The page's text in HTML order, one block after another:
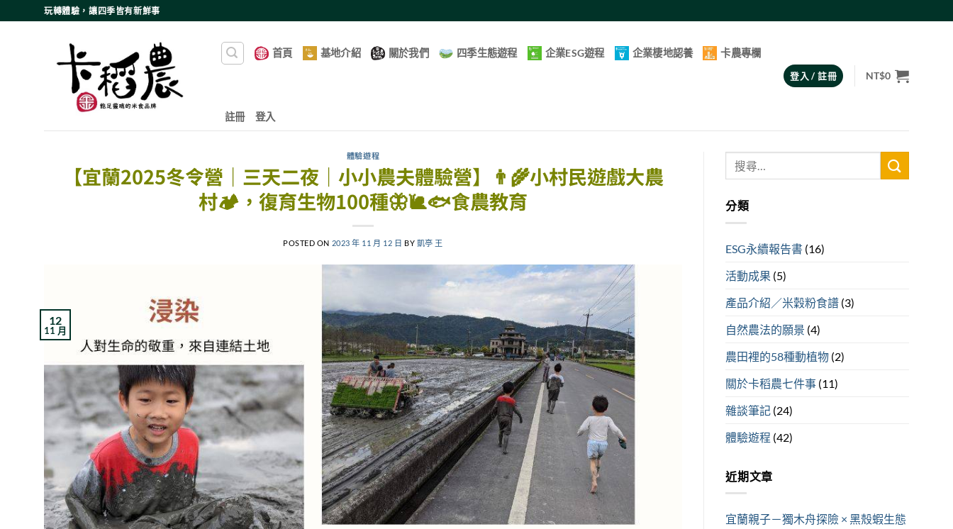
to
玩轉體驗，讓四季皆有新鮮事
首頁 基地介紹 關於我們 四季生態遊程 企業ESG遊程 企業棲地認養 卡農專欄
註冊 登入
登入 / 註冊 NT$0
體驗遊程
【宜蘭2025冬令營｜三天二夜｜小小農夫體驗營】👨‍🌾小村民遊戲大農
村🏕️，復育生物100種🦋🐌🐟食農教育
POSTED ON 2023 年 11 月 12 日 BY 凱亭 王
12
11 月
分類
ESG永續報告書 (16)
活動成果 (5)
產品介紹／米穀粉食譜 (3)
自然農法的願景 (4)
農田裡的58種動植物 (2)
關於卡稻農七件事 (11)
雜談筆記 (24)
體驗遊程 (42)
近期文章
宜蘭親子－獨木舟探險 × 黑殼蝦生態